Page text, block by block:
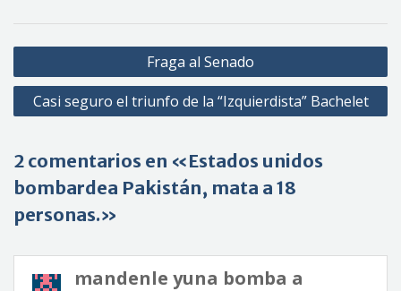
Navegación
de
entradas
Fraga al Senado
Casi seguro el triunfo de la “Izquierdista” Bachelet
2 comentarios en «Estados unidos
bombardea Pakistán, mata a 18
personas.»
mandenle yuna bomba a